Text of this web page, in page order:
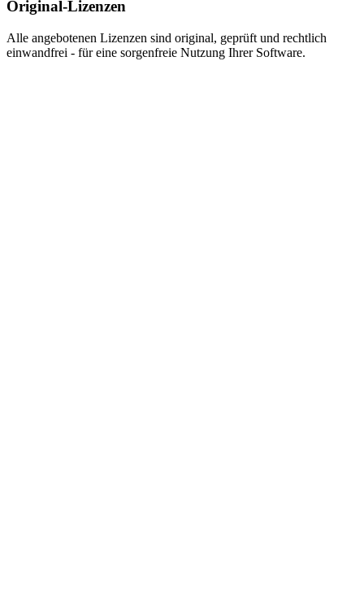
Original-Lizenzen
Alle angebotenen Lizenzen sind original, geprüft und rechtlich
einwandfrei - für eine sorgenfreie Nutzung Ihrer Software.